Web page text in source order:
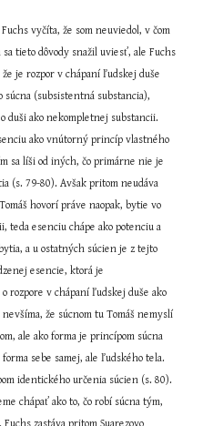
vyčíta, že som neuviedol, v čom
sa tieto dôvody snažil uviesť, ale Fuchs
je rozpor v chápaní ľudskej duše
súcna (subsistentná substancia),
duši ako nekompletnej substancii.
ako vnútorný princíp vlastného
sa líši od iných, čo primárne nie je
(s. 79-80). Avšak pritom neudáva
hovorí práve naopak, bytie vo
teda esenciu chápe ako potenciu a
a u ostatných súcien je z tejto
esencie, ktorá je
rozpore v chápaní ľudskej duše ako
že súcnom tu Tomáš nemyslí
ale ako forma je princípom súcna
sebe samej, ale ľudského tela.
identického určenia súcien (s. 80).
chápať ako to, čo robí súcna tým,